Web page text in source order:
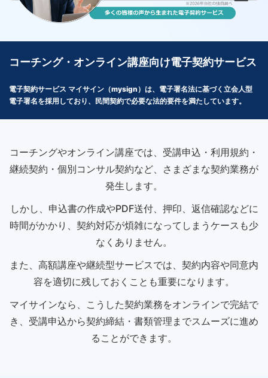
コーチング・オンライン講座向け電子契約サービス
電子契約サービス マイサイン（mysign）は、電子署名法に基づく立会人型
電子署名を採用しており、民間契約で必要な法的要件を満たしています。
コーチングやオンライン講座では、受講申込・利用規約・
継続契約・個別コンサル契約など、さまざまな契約業務が
発生します。
しかし、申込書の作成やPDF送付、押印、返信確認などに
時間がかかり、契約対応が煩雑になってしまうケースも少
なくありません。
また、高額講座や継続型サービスでは、契約内容や同意内
容を適切に残しておくことも重要になります。
マイサインなら、こうした契約業務をオンラインで完結で
き、受講申込から契約締結・書類管理までスムーズに進め
ることができます。